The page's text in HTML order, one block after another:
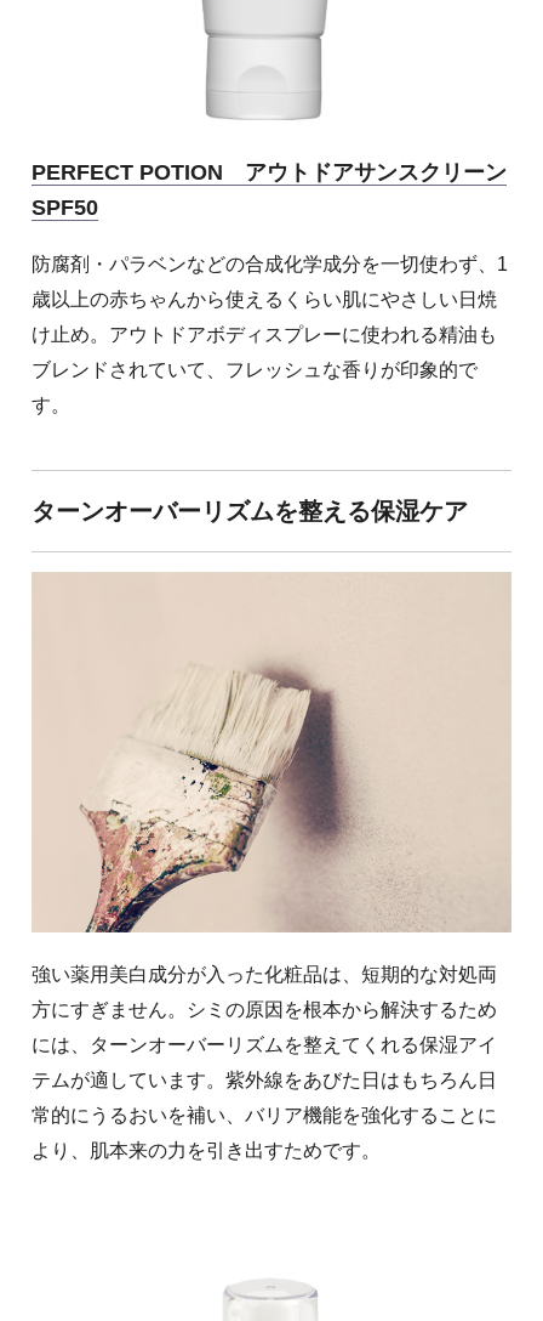
PERFECT POTION アウトドアサンスクリーン
SPF50
防腐剤・パラベンなどの合成化学成分を一切使わず、1
歳以上の赤ちゃんから使えるくらい肌にやさしい日焼
け止め。アウトドアボディスプレーに使われる精油も
ブレンドされていて、フレッシュな香りが印象的で
す。
ターンオーバーリズムを整える保湿ケア
強い薬用美白成分が入った化粧品は、短期的な対処両
方にすぎません。シミの原因を根本から解決するため
には、ターンオーバーリズムを整えてくれる保湿アイ
テムが適しています。紫外線をあびた日はもちろん日
常的にうるおいを補い、バリア機能を強化することに
より、肌本来の力を引き出すためです。